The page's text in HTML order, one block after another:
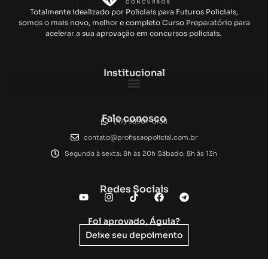
Totalmente idealizado por Policiais para Futuros Policiais,
somos o mais novo, melhor e completo Curso Preparatório para
acelerar a sua aprovação em concursos policiais.
Institucional
Fale conosco
(47) 98901-6138
contato@profissaopolicial.com.br
Segunda à sexta: 8h às 20h Sábado: 8h às 13h
Redes Sociais
Foi aprovado, Águia?
Deixe seu depoimento